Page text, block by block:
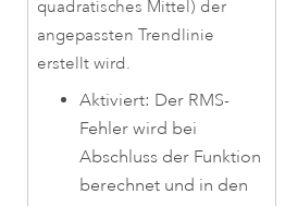
quadratisches Mittel) der
angepassten Trendlinie
erstellt wird.
Aktiviert: Der RMS-
Fehler wird bei
Abschluss der Funktion
berechnet und in den